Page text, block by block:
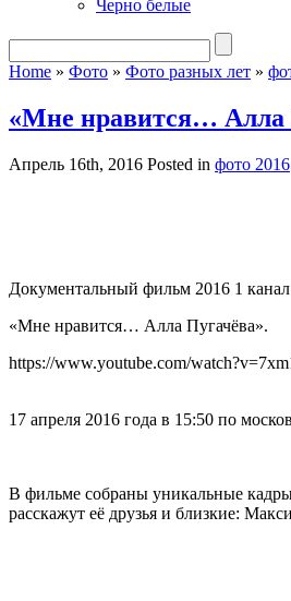
Черно белые
Home » Фото » Фото разных лет »
«Мне нравится… Алла
Апрель 16th, 2016 Posted in фото 2016
Документальный фильм 2016 1 канал
«Мне нравится… Алла Пугачёва».
https://www.youtube.com/
17 апреля 2016 года в 15:50 по
В фильме собраны уникальные
расскажут её друзья и близкие: